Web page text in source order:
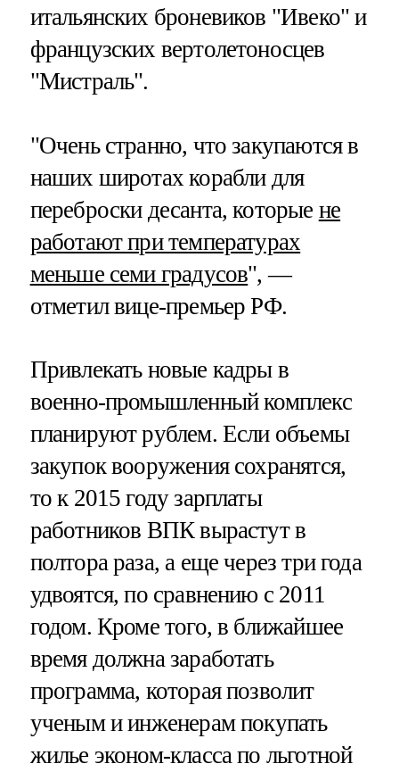
итальянских броневиков "Ивеко" и
французских вертолетоносцев
"Мистраль".
"Очень странно, что закупаются в
наших широтах корабли для
переброски десанта, которые не
работают при температурах
меньше семи градусов", —
отметил вице-премьер РФ.
Привлекать новые кадры в
военно-промышленный комплекс
планируют рублем. Если объемы
закупок вооружения сохранятся,
то к 2015 году зарплаты
работников ВПК вырастут в
полтора раза, а еще через три года
удвоятся, по сравнению с 2011
годом. Кроме того, в ближайшее
время должна заработать
программа, которая позволит
ученым и инженерам покупать
жилье эконом-класса по льготной